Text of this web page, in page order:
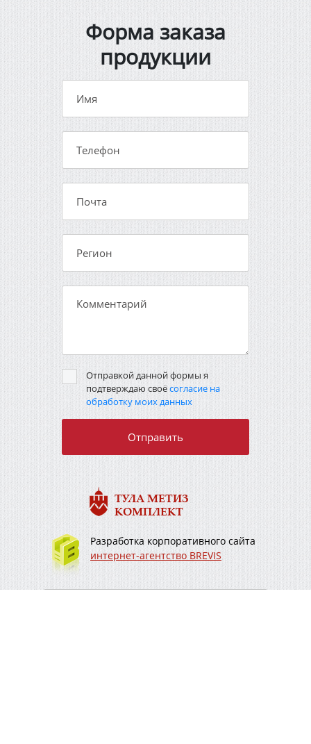
Форма заказа
продукции
Отправкой данной формы я
подтверждаю своёсогласие на
обработку моих данных
ТУЛА МЕТИЗ
КОМПЛЕКТ
Разработка корпоративного сайта
интернет-агентство BREVIS